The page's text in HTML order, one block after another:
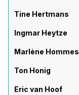
Tine Hertmans
Ingmar Heytze
Marlène Hommes
Ton Honig
Eric van Hoof